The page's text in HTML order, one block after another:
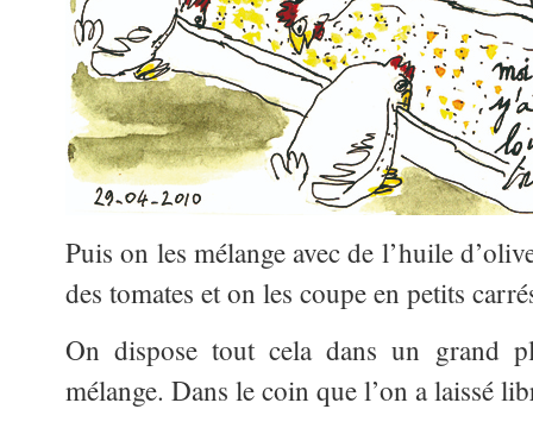
Puis on les mélange avec de l’huile
des tomates et on les coupe en petits
On dispose tout cela dans un grand
mélange. Dans le coin que l’on a laissé